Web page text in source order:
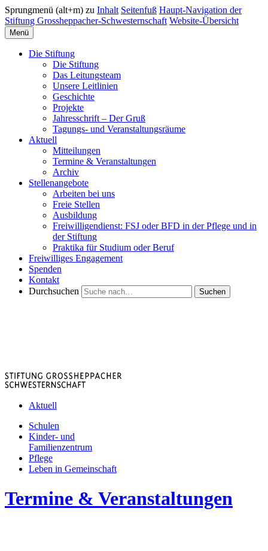
Sprungmenü (alt+m) zu Inhalt Seitenfuß Haupt-Navigation der
Stiftung Grossheppacher-Schwesternschaft Website-Übersicht
Menü
Die Stiftung
Die Stiftung
Das Leitungsteam
Unsere Leitlinien
Geschichte
Projekte
Jahresschrift – Der Gruß
Tagungs- und Veranstaltungsräume
Aktuell
Mitteilungen
Termine & Veranstaltungen
Archiv
Stellenangebote
Arbeiten bei uns
Freie Stellen
Ausbildung
Freiwilligendienst: FSJ oder BFD in der Pflege und in
der Stiftung
Praktika für Studium oder Beruf
Freiwilliges Engagement
Spenden
Kontakt
Durchsuchen
Suchen
Aktuell
Schulen
Kinder- und
Familienzentrum
Pflege
Leben in Gemeinschaft
Termine & Veranstaltungen